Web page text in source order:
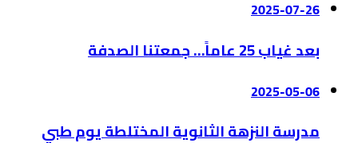
2025-07-26
بعد غياب 25 عاماً… جمعتنا الصدفة
2025-05-06
مدرسة النزهة الثانوية المختلطة يوم طبي